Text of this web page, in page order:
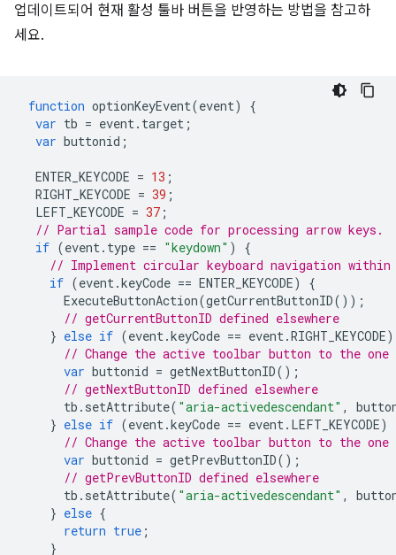
업데이트되어 현재 활성 툴바 버튼을 반영하는 방법을 참고하
세요.
function optionKeyEvent(event)
{
var tb = event . target ;
var buttonid ;
ENTER_KEYCODE = 13 ;
RIGHT_KEYCODE = 39 ;
LEFT_KEYCODE = 37 ;
// Partial sample code for processing arrow keys.
if (event . type == "keydown" )
{
// Implement circular keyboard navigation
if (event .keyCode == ENTER_KEYCODE)
{
ExecuteButtonAction(getCurrentButtonID());
// getCurrentButtonID defined elsewhere
} else if (event .keyCode == event .RIGHT_KEYCODE)
// Change the active toolbar button to the
var buttonid = getNextButtonID();
// getNextButtonID defined elsewhere
tb . setAttribute( "aria-activedescendant" ,
} else if (event .keyCode == event . LEFT_KEYCODE)
// Change the active toolbar button to the
var buttonid = getPrevButtonID();
// getPrevButtonID defined elsewhere
tb . setAttribute( "aria-activedescendant" ,
} else {
return true ;
}